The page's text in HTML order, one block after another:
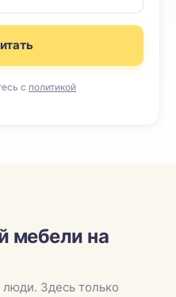
с политикой
мебели на
Здесь только